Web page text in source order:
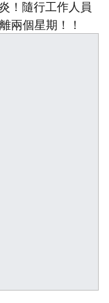
！隨行工作人員
兩個星期！！